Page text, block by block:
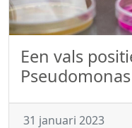
Een vals
31 januari 2023